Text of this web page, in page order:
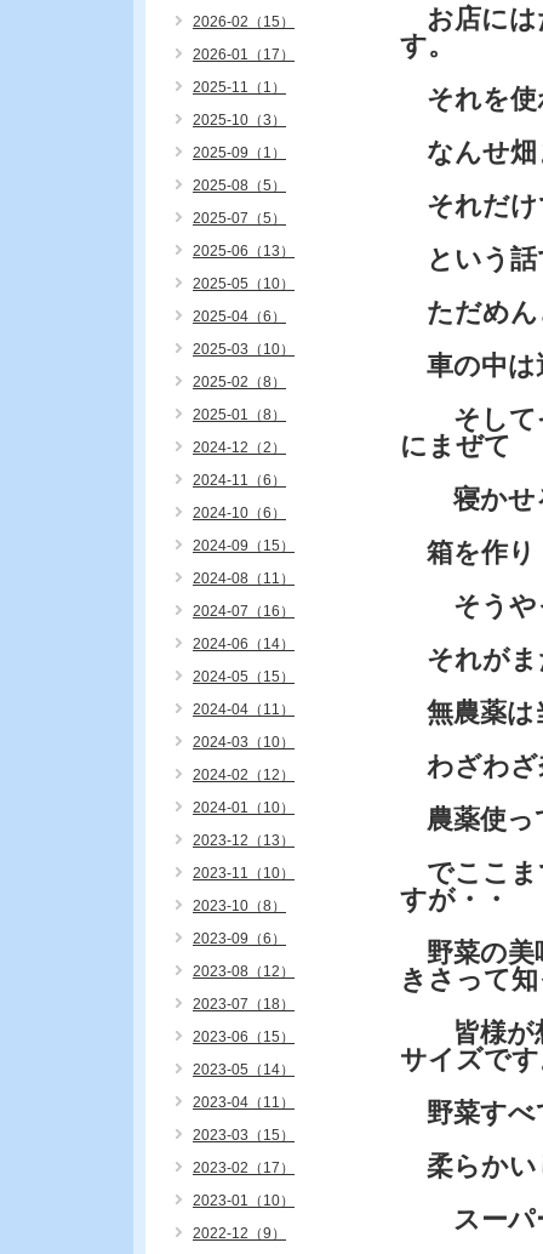
お店には
す。
それを使
なんせ畑
それだけ
という話
ただめん
車の中は
そしてそ
にまぜて
寝かせる
箱を作り
そうやっ
それがま
無農薬は
わざわざ
農薬使っ
でここま
すが・・
野菜の美
きさって
皆様が
サイズで
野菜すべ
柔らかい
スーパ
2026-02（15）
2026-01（17）
2025-11（1）
2025-10（3）
2025-09（1）
2025-08（5）
2025-07（5）
2025-06（13）
2025-05（10）
2025-04（6）
2025-03（10）
2025-02（8）
2025-01（8）
2024-12（2）
2024-11（6）
2024-10（6）
2024-09（15）
2024-08（11）
2024-07（16）
2024-06（14）
2024-05（15）
2024-04（11）
2024-03（10）
2024-02（12）
2024-01（10）
2023-12（13）
2023-11（10）
2023-10（8）
2023-09（6）
2023-08（12）
2023-07（18）
2023-06（15）
2023-05（14）
2023-04（11）
2023-03（15）
2023-02（17）
2023-01（10）
2022-12（9）